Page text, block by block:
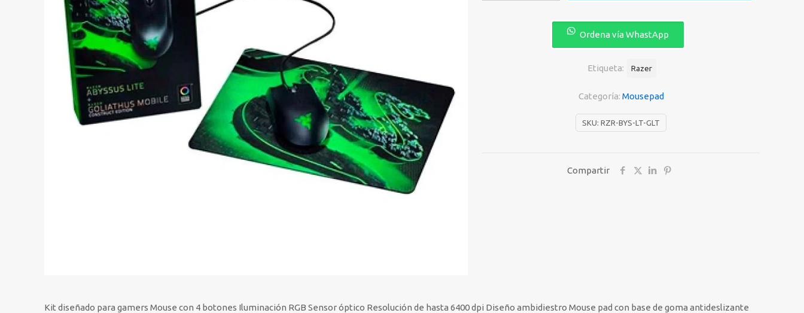
Ordena vía WhastApp
SKU: RZR-BYS-LT-GLT
Categoría: Mousepad
Etiqueta: Razer
Compartir
Kit diseñado para gamers Mouse con 4 botones Iluminación RGB Sensor óptico Resolución de hasta 6400 dpi Diseño ambidiestro Mouse pad con base de goma antideslizante